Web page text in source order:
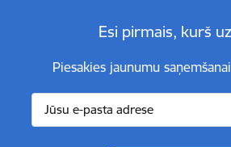
Esi pirmais, kurš
Piesakies jaunumu